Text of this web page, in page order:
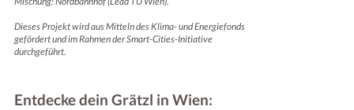
Dieses Projekt wird aus Mitteln des Klima- und Energiefonds
gefördert und im Rahmen der Smart-Cities-Initiative
durchgeführt.
Entdecke dein Grätzl in Wien: